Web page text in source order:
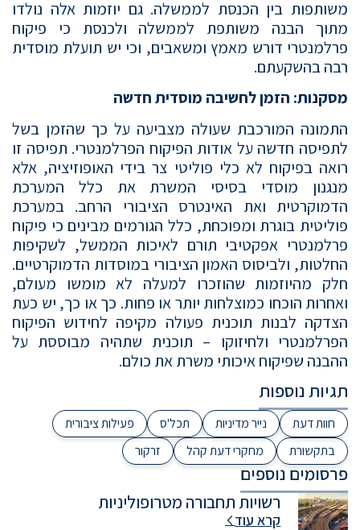
משותפות בין הכנסת לממשלה. גם יוזמות אלה נולדו
מתוך הבנה משותפת לממשלה ולכנסת כי פיקוח
פרלמנטרי דורש מאמץ ומשאבים, וכי יש תועלת מוסדית
רבה בהשקעתם.
מסקנות: הזמן לחשיבה מוסדית חדשה
התמונה המורכבת שעולה מצביעה על כך שהזמן בשל
לתפיסה חדשה על אודות הפיקוח הפרלמנטרי. תפיסה זו
רואה בפיקוח לא כלי פוליטי צר בידי האופוזיציה, אלא
מנגנון מוסדי בסיסי המשרת את כלל המערכת
הדמוקרטית ואת האינטרס הציבורי הרחב. במערכת
פוליטית בוגרת ומפוכחת, כלל הגורמים מבינים כי פיקוח
פרלמנטרי אפקטיבי תורם לאיכות הממשל, לשקיפות
החלטות, ולביסוס האמון הציבורי במוסדות הדמוקרטיים.
חלק מהיוזמות שהוזכרו למעלה לא מומשו מעולם,
ואחרות הוכחו כמוצלחות יותר או פחות. כך או כך, יש כעת
הצדקה לבנות תוכנית פעולה מקיפה לחידוש הפיקוח
הפרלמנטרי ולחיזוקו – תוכנית שתהיה מבוססת על
ההבנה שפיקוח איכותי משרת את כולם.
תגיות נוספות
חוות דעת נייר מדיניות תכל'ס
פעילות ציבורית
בתקשורת
מחקרי דעת קהל זרקור
פרסומים נוספים
רשויות תחבורה מטרופוליניות
קרא עוד